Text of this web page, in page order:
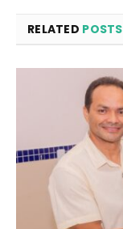
RELATED POSTS